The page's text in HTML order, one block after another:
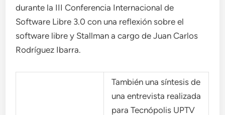
durante la III Conferencia Internacional de
Software Libre 3.0 con una reflexión sobre el
software libre y Stallman a cargo de Juan Carlos
Rodríguez Ibarra.
También una síntesis de
una entrevista realizada
para Tecnópolis UPTV